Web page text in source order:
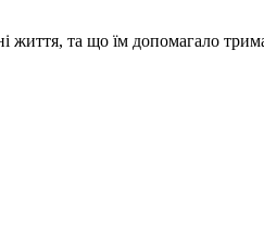
життя, та що їм допомагало